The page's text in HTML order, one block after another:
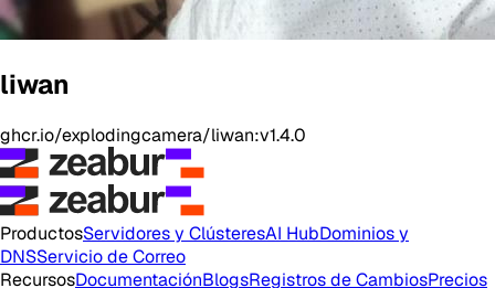
liwan
ghcr.io/explodingcamera/liwan:v1.4.0
ProductosServidores y ClústeresAI HubDominios y
DNSServicio de Correo
RecursosDocumentaciónBlogsRegistros de CambiosPrecios